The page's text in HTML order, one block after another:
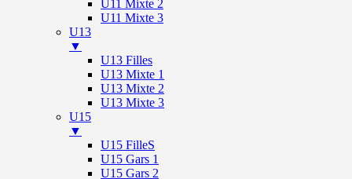
U11 Mixte 2
U11 Mixte 3
U13
▼
U13 Filles
U13 Mixte 1
U13 Mixte 2
U13 Mixte 3
U15
▼
U15 FilleS
U15 Gars 1
U15 Gars 2